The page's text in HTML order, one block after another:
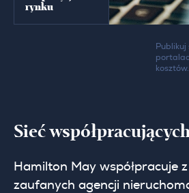
rynku
Publikuj
kosztów.
Sieć
Hamilton May współpracuje
zaufanych agencji